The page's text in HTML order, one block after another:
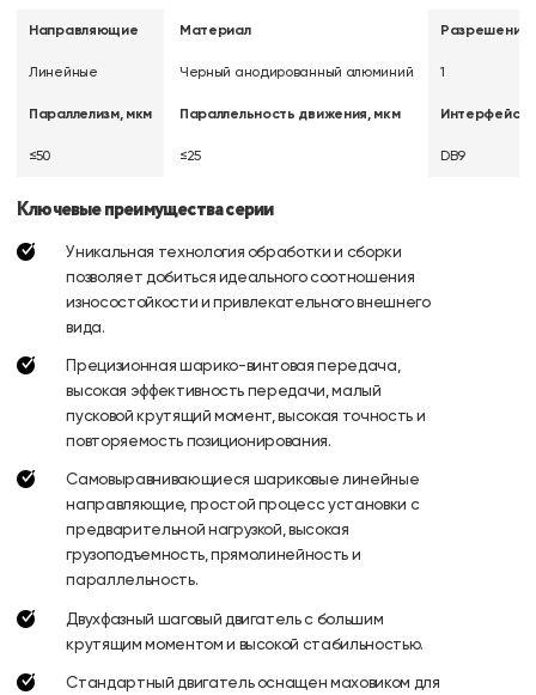
Направляющие
Линейные
Параллелизм, мкм
≤50
Материал
Черный анодированный алюминий
Параллельность движения, мкм
≤25
Разрешение,
1
Интерфейс
DB9
Ключевые преимущества серии
Уникальная технология обработки и сборки
позволяет добиться идеального соотношения
износостойкости и привлекательного внешнего
вида.
Прецизионная шарико-винтовая передача,
высокая эффективность передачи, малый
пусковой крутящий момент, высокая точность и
повторяемость позиционирования.
Самовыравнивающиеся шариковые линейные
направляющие, простой процесс установки с
предварительной нагрузкой, высокая
грузоподъемность, прямолинейность и
параллельность.
Двухфазный шаговый двигатель с большим
крутящим моментом и высокой стабильностью.
Стандартный двигатель оснащен маховиком для